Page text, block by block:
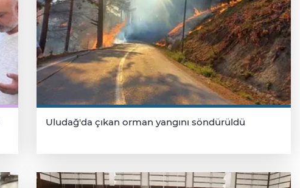
Uludağ'da çıkan orman yangını söndürüldü